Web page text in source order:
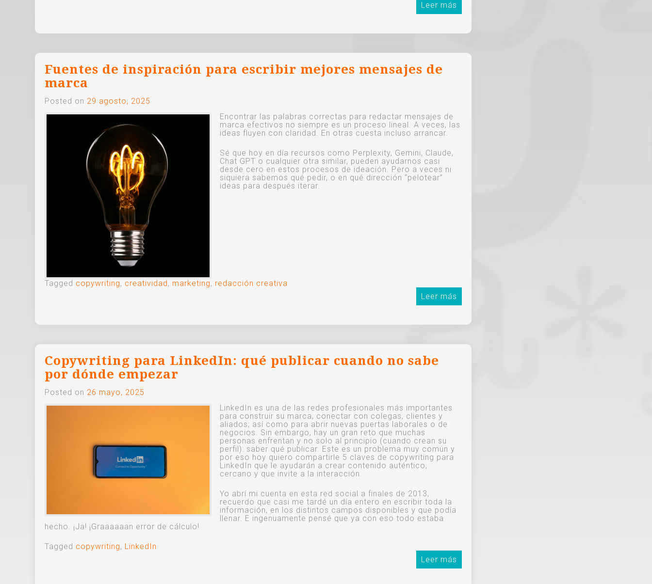
Leer más
Fuentes de inspiración para escribir mejores mensajes de
marca
Posted on 29 agosto, 2025
Encontrar las palabras correctas para redactar mensajes de
marca efectivos no siempre es un proceso lineal. A veces, las
ideas fluyen con claridad. En otras cuesta incluso arrancar.
Sé que hoy en día recursos como Perplexity, Gemini, Claude,
Chat GPT o cualquier otra similar, pueden ayudarnos casi
desde cero en estos procesos de ideación. Pero a veces ni
siquiera sabemos qué pedir, o en qué dirección “pelotear”
ideas para después iterar.
Tagged copywriting, creatividad, marketing, redacción creativa
Leer más
Copywriting para LinkedIn: qué publicar cuando no sabe
por dónde empezar
Posted on 26 mayo, 2025
LinkedIn es una de las redes profesionales más importantes
para construir su marca, conectar con colegas, clientes y
aliados; así como para abrir nuevas puertas laborales o de
negocios. Sin embargo, hay un gran reto que muchas
personas enfrentan y no solo al principio (cuando crean su
perfil): saber qué publicar. Este es un problema muy común y
por eso hoy quiero compartirle 5 claves de copywriting para
LinkedIn que le ayudarán a crear contenido auténtico,
cercano y que invite a la interacción.
Yo abrí mi cuenta en esta red social a finales de 2013,
recuerdo que casi me tardé un día entero en escribir toda la
información, en los distintos campos disponibles y que podía
llenar. E ingenuamente pensé que ya con eso todo estaba
hecho. ¡Ja! ¡Graaaaaan error de cálculo!
Tagged copywriting, LinkedIn
Leer más